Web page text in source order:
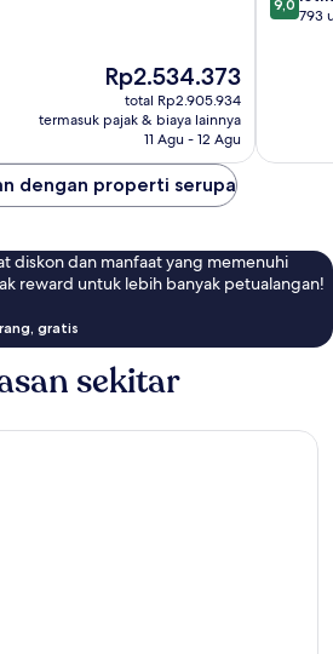
Harga
sekarang
Rp2.534.373
Rp2.534.373
total Rp2.905.934
termasuk pajak & biaya lainnya
11 Agu - 12 Agu
Tours
dari
9,0
793
dengan properti serupa
diskon dan manfaat yang memenuhi
reward untuk lebih banyak petualangan!
gratis
sekitar